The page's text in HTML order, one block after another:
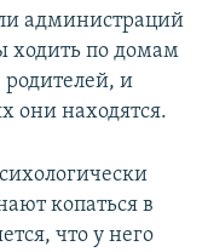
администраций
ходить по домам
родителей, и
они находятся.
копаться в
что у него